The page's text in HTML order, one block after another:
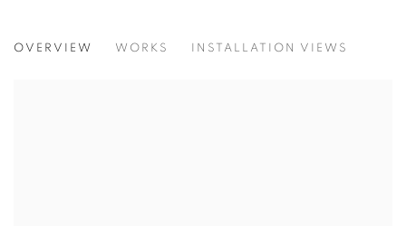
OVERVIEW WORKS INSTALLATION VIEWS